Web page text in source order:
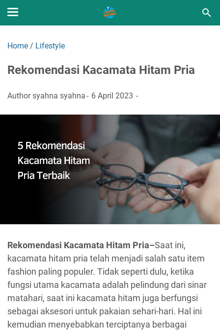
Home / Lifestyle
Rekomendasi Kacamata Hitam Pria
Authorsyahna syahna 6 April 2023
Rekomendasi Kacamata Hitam Pria–Saat ini,
kacamata hitam pria telah menjadi salah satu item
fashion paling populer. Tidak seperti dulu, ketika
fungsi utama kacamata adalah pelindung dari sinar
matahari, saat ini kacamata hitam juga berfungsi
sebagai aksesori untuk pakaian sehari-hari. Hal ini
kemudian menyebabkan terciptanya berbagai